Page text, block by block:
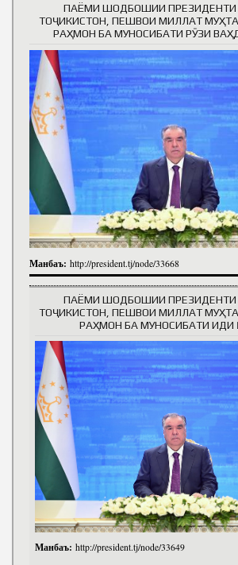
ПАЁМИ ШОДБОШИИ ПРЕЗИДЕНТИ
ТОҶИКИСТОН, ПЕШВОИ МИЛЛАТ
РАҲМОН БА МУНОСИБАТИ РӮЗИ
Манбаъ: http://president.tj/node/33668
ПАЁМИ ШОДБОШИИ ПРЕЗИДЕНТИ
ТОҶИКИСТОН, ПЕШВОИ МИЛЛАТ
РАҲМОН БА МУНОСИБАТИ ИДИ
Манбаъ: http://president.tj/node/33649